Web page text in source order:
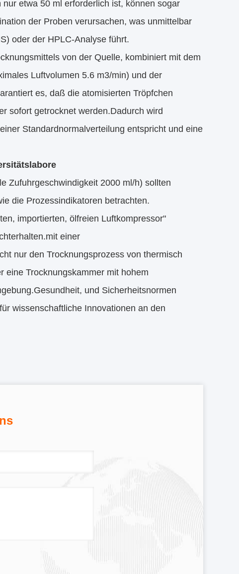
etwa 50 ml erforderlich ist, können sogar
der Proben verursachen, was unmittelbar
oder der HPLC-Analyse führt.
von der Quelle, kombiniert mit dem
Luftvolumen 5.6 m3/min) und der
es, daß die atomisierten Tröpfchen
sofort getrocknet werden.Dadurch wird
Standardnormalverteilung entspricht und eine
Zufuhrgeschwindigkeit 2000 ml/h) sollten
die Prozessindikatoren betrachten.
importierten, ölfreien Luftkompressor"
einer
nur den Trocknungsprozess von thermisch
eine Trocknungskammer mit hohem
und Sicherheitsnormen
wissenschaftliche Innovationen an den